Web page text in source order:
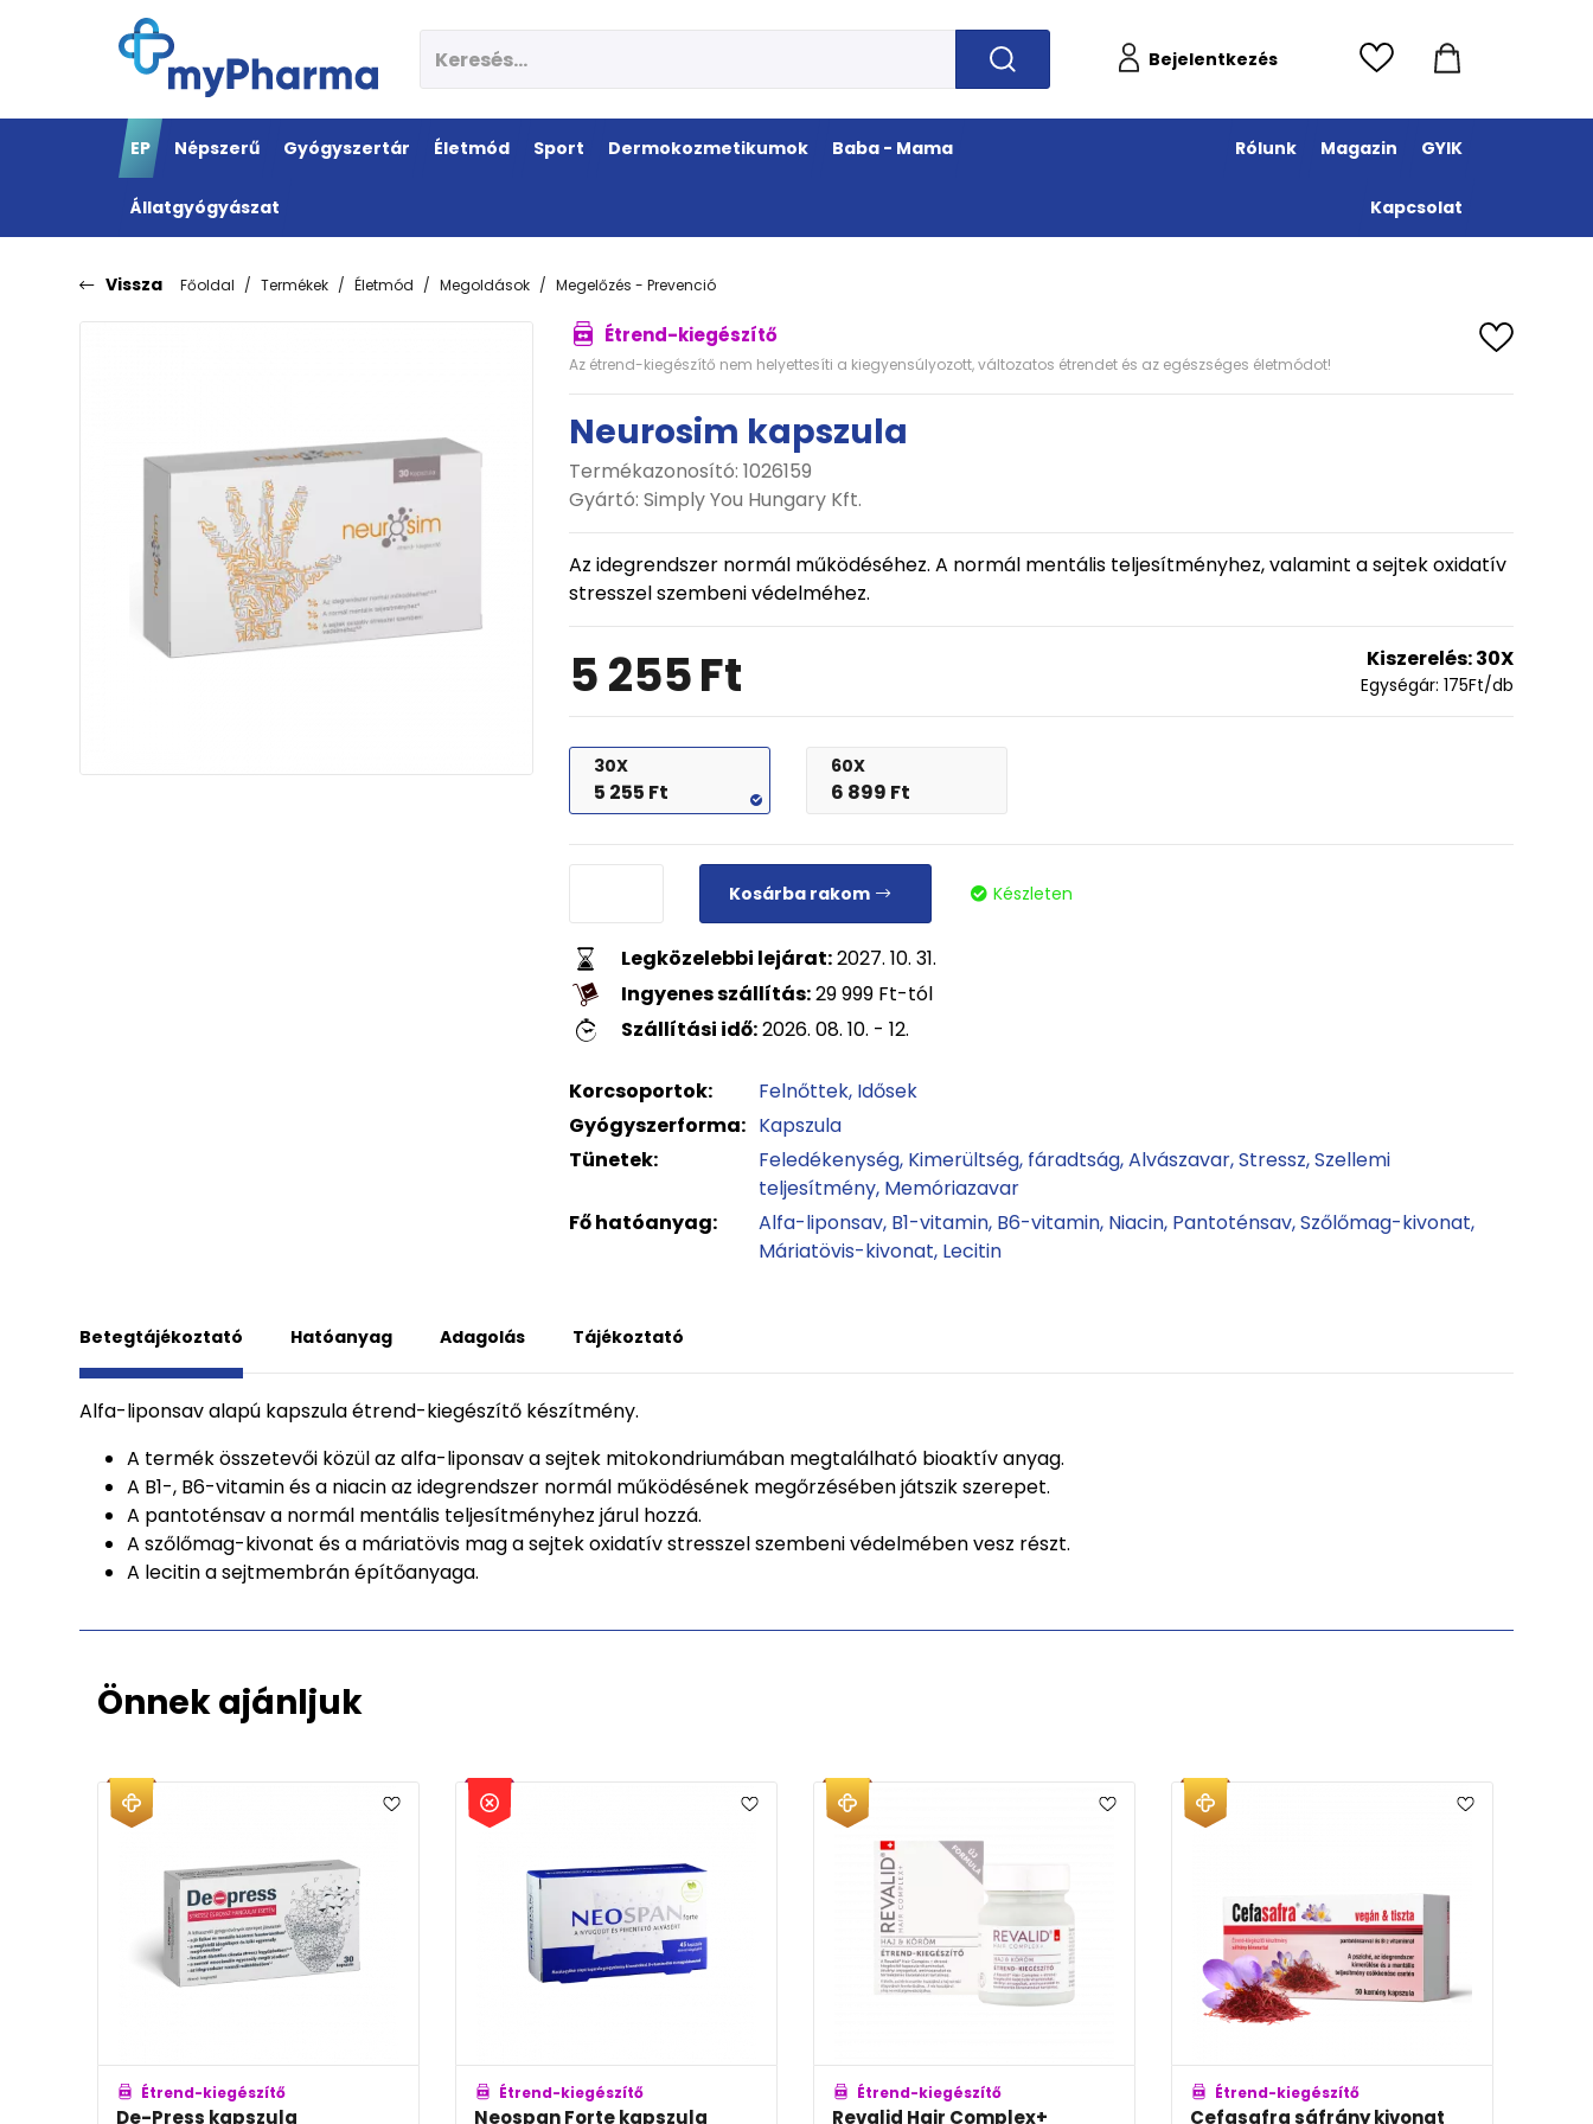
Bejelentkezés
EP Népszerű Gyógyszertár Életmód Sport Dermokozmetikumok Baba - Mama
Állatgyógyászat
Rólunk Magazin GYIK
Kapcsolat
Vissza Főoldal Termékek Életmód Megoldások Megelőzés - Prevenció
Étrend-kiegészítő
Az étrend-kiegészítő nem helyettesíti a kiegyensúlyozott, változatos étrendet és az egészséges életmódot!
Neurosim kapszula
Termékazonosító: 1026159
Gyártó:Simply You Hungary Kft.
Az idegrendszer normál működéséhez. A normál mentális teljesítményhez, valamint a sejtek oxidatív
stresszel szembeni védelméhez.
5 255Ft Kiszerelés:30X
Egységár: 175Ft/db
30X
5 255 Ft
60X
6 899 Ft
Kosárba rakom Készleten
Legközelebbi lejárat:2027. 10. 31.
Ingyenes szállítás:29 999 Ft-tól
Szállítási idő:2026. 08. 10. - 12.
Korcsoportok: Felnőttek Idősek
Gyógyszerforma: Kapszula
Tünetek:
Feledékenység Kimerültség, fáradtság Alvászavar Stressz Szellemi
teljesítmény Memóriazavar
Fő hatóanyag:
Alfa-liponsav B1-vitamin B6-vitamin Niacin Pantoténsav Szőlőmag-kivonat
Máriatövis-kivonat Lecitin
Betegtájékoztató Hatóanyag Adagolás Tájékoztató
Alfa-liponsav alapú kapszula étrend-kiegészítő készítmény.
A termék összetevői közül az alfa-liponsav a sejtek mitokondriumában megtalálható bioaktív anyag.
A B1-, B6-vitamin és a niacin az idegrendszer normál működésének megőrzésében játszik szerepet.
A pantoténsav a normál mentális teljesítményhez járul hozzá.
A szőlőmag-kivonat és a máriatövis mag a sejtek oxidatív stresszel szembeni védelmében vesz részt.
A lecitin a sejtmembrán építőanyaga.
Önnek ajánljuk
Étrend-kiegészítő
Press kapszula
Étrend-kiegészítő
Neospan Forte kapszula
Étrend-kiegészítő
Revalid Hair Complex+
Étrend-kiegészítő
Cefasafra sáfrány kivonat
Novo C